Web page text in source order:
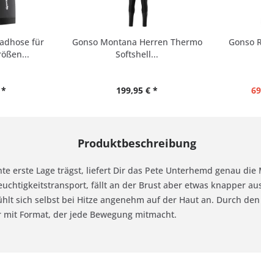
für
*
Gonso Montana Herren Thermo
Softshell...
199,95 € *
Gonso
Produktbeschreibung
erste Lage trägst, liefert Dir das Pete Unterhemd genau
fällt an der Brust aber etwas knapper
sich selbst bei Hitze angenehm auf der Haut an. Durch
Format, der jede Bewegung mitmacht.